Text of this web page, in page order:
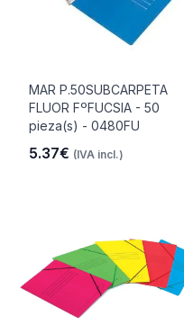
MAR P.50SUBCARPETA
FLUOR FºFUCSIA - 50
pieza(s) - 0480FU
5.37€ (IVA incl.)